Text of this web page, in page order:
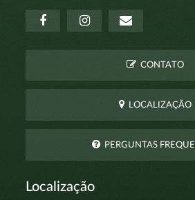
CONTATO
LOCALIZAÇÃO
PERGUNTAS
Localização